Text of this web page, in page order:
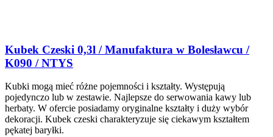
Kubek Czeski 0,3l / Manufaktura w Bolesławcu /
K090 / NTYS
Kubki mogą mieć różne pojemności i kształty. Występują
pojedynczo lub w zestawie. Najlepsze do serwowania kawy lub
herbaty. W ofercie posiadamy oryginalne kształty i duży wybór
dekoracji. Kubek czeski charakteryzuje się ciekawym kształtem
pękatej baryłki.